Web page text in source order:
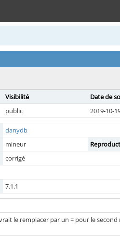
Visibilité Date de
public 2019-10-
danydb
mineur
corrigé
7.1.1
le remplacer par un = pour le